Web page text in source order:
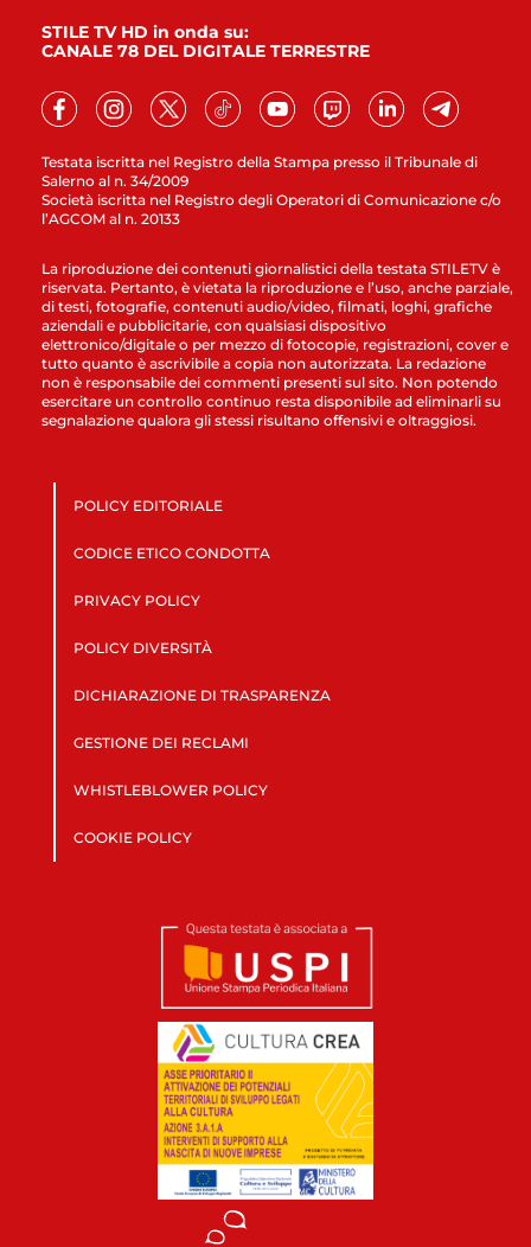
Testata iscritta nel Registro della Stampa presso il Tribunale di
Salerno al n. 34/2009
Società iscritta nel Registro degli Operatori di Comunicazione c/o
l’AGCOM al n. 20133
STILE TV HD in onda su:
CANALE 78 DEL DIGITALE TERRESTRE
La riproduzione dei contenuti giornalistici della testata STILETV è
riservata. Pertanto, è vietata la riproduzione e l’uso, anche parziale,
di testi, fotografie, contenuti audio/video, filmati, loghi, grafiche
aziendali e pubblicitarie, con qualsiasi dispositivo
elettronico/digitale o per mezzo di fotocopie, registrazioni, cover e
tutto quanto è ascrivibile a copia non autorizzata. La redazione
non è responsabile dei commenti presenti sul sito. Non potendo
esercitare un controllo continuo resta disponibile ad eliminarli su
segnalazione qualora gli stessi risultano offensivi e oltraggiosi.
POLICY EDITORIALE
CODICE ETICO CONDOTTA
PRIVACY POLICY
POLICY DIVERSITÀ
DICHIARAZIONE DI TRASPARENZA
GESTIONE DEI RECLAMI
WHISTLEBLOWER POLICY
COOKIE POLICY